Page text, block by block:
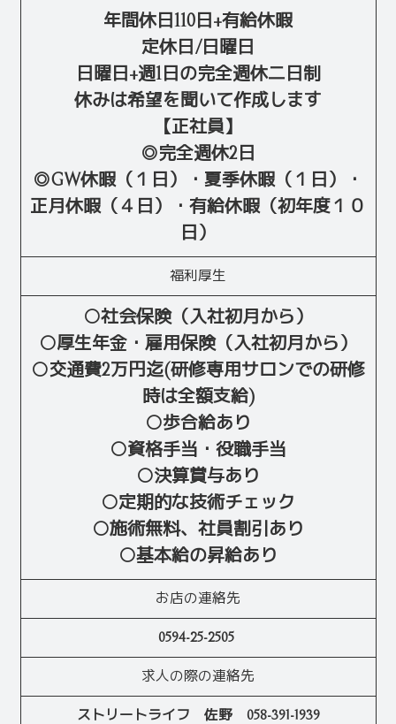
年間休日110日+有給休暇
定休日/日曜日
日曜日+週1日の完全週休二日制
休みは希望を聞いて作成します
【正社員】
◎完全週休2日
◎GW休暇（１日）・夏季休暇（１日）・
正月休暇（４日）・有給休暇（初年度１０
日）
福利厚生
○社会保険（入社初月から）
○厚生年金・雇用保険（入社初月から）
○交通費2万円迄(研修専用サロンでの研修
時は全額支給)
○歩合給あり
○資格手当・役職手当
○決算賞与あり
○定期的な技術チェック
○施術無料、社員割引あり
○基本給の昇給あり
お店の連絡先
0594-25-2505
求人の際の連絡先
ストリートライフ 佐野 058-391-1939